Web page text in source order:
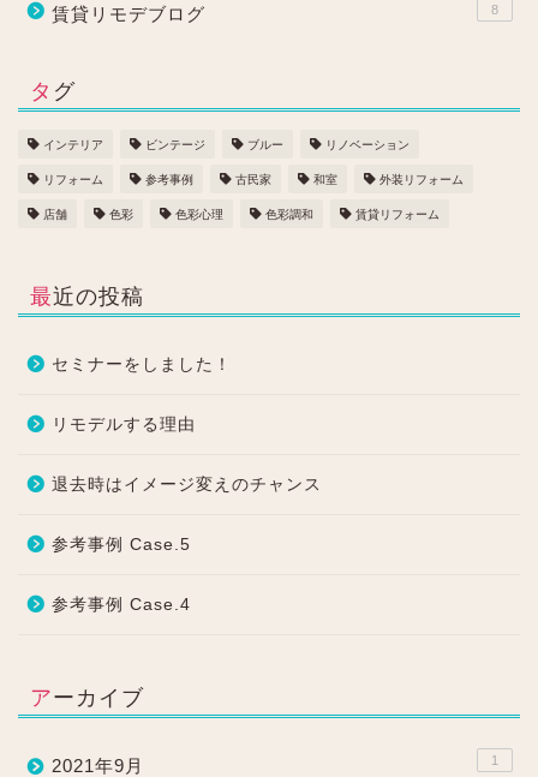
賃貸リモデブログ 8
タグ
インテリア ビンテージ ブルー リノベーション
リフォーム 参考事例 古民家 和室 外装リフォーム
店舗 色彩 色彩心理 色彩調和 賃貸リフォーム
最近の投稿
セミナーをしました！
リモデルする理由
退去時はイメージ変えのチャンス
参考事例 Case.5
参考事例 Case.4
アーカイブ
2021年9月 1